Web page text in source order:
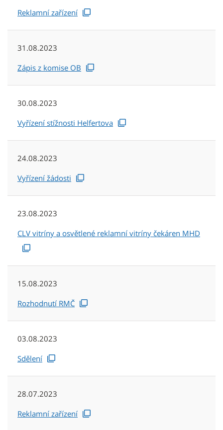
Reklamní zařízení
31.08.2023
Zápis z komise OB
30.08.2023
Vyřízení stížnosti Helfertova
24.08.2023
Vyřízení žádosti
23.08.2023
CLV vitríny a osvětlené reklamní vitríny čekáren MHD
15.08.2023
Rozhodnutí RMČ
03.08.2023
Sdělení
28.07.2023
Reklamní zařízení